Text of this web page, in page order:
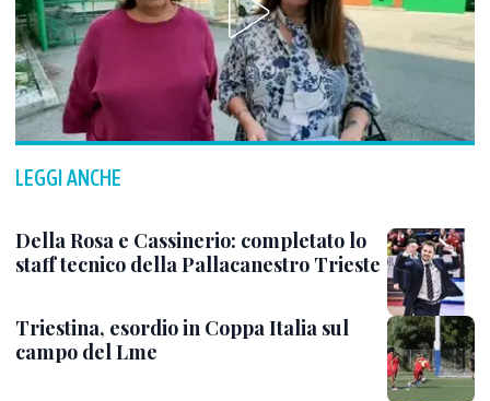
LEGGI ANCHE
Della Rosa e Cassinerio: completato lo
staff tecnico della Pallacanestro Trieste
Triestina, esordio in Coppa Italia sul
campo del Lme